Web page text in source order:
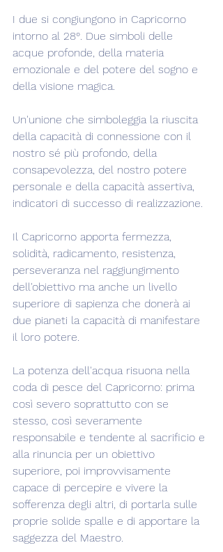
I due si congiungono in Capricorno
intorno al 28°. Due simboli delle
acque profonde, della materia
emozionale e del potere del sogno e
della visione magica.
Un'unione che simboleggia la riuscita
della capacità di connessione con il
nostro sé più profondo, della
consapevolezza, del nostro potere
personale e della capacità assertiva,
indicatori di successo di realizzazione.
Il Capricorno apporta fermezza,
solidità, radicamento, resistenza,
perseveranza nel raggiungimento
dell'obiettivo ma anche un livello
superiore di sapienza che donerà ai
due pianeti la capacità di manifestare
il loro potere.
La potenza dell'acqua risuona nella
coda di pesce del Capricorno: prima
così severo soprattutto con se
stesso, così severamente
responsabile e tendente al sacrificio e
alla rinuncia per un obiettivo
superiore, poi improvvisamente
capace di percepire e vivere la
sofferenza degli altri, di portarla sulle
proprie solide spalle e di apportare la
saggezza del Maestro.